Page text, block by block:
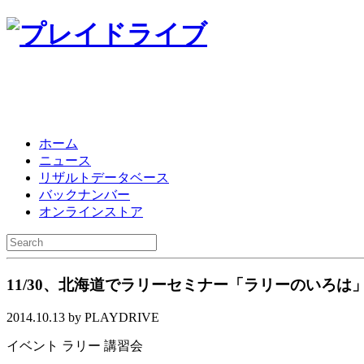
ホーム
ニュース
リザルトデータベース
バックナンバー
オンラインストア
11/30、北海道でラリーセミナー「ラリーのいろは
2014.10.13 by PLAYDRIVE
イベント ラリー 講習会